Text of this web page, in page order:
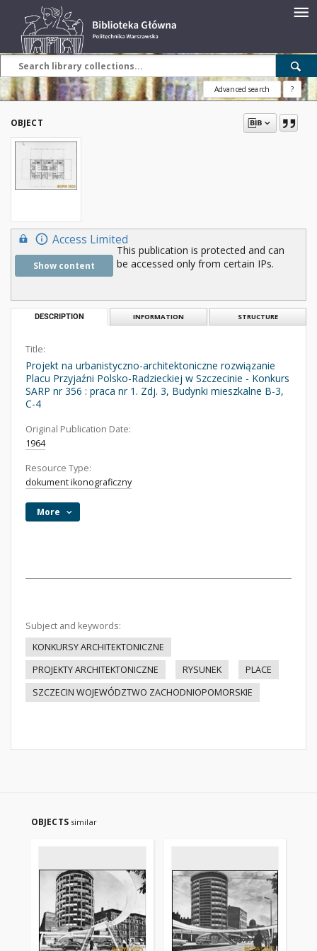
Advanced search ?
OBJECT
Access Limited
Show content
This publication is protected and can
be accessed only from certain IPs.
DESCRIPTION INFORMATION STRUCTURE
Title:
Projekt na urbanistyczno-architektoniczne rozwiązanie
Placu Przyjaźni Polsko-Radzieckiej w Szczecinie - Konkurs
SARP nr 356 : praca nr 1. Zdj. 3, Budynki mieszkalne B-3,
C-4
Original Publication Date:
1964
Resource Type:
dokument ikonograficzny
More
Subject and keywords:
KONKURSY ARCHITEKTONICZNE
PROJEKTY ARCHITEKTONICZNE
RYSUNEK
PLACE
SZCZECIN WOJEWÓDZTWO ZACHODNIOPOMORSKIE
OBJECTS similar